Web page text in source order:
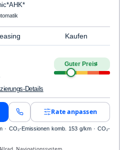
Kaufen
Guter Preis4
Details
Rate anpassen
· CO₂-Emissionen komb. 153 g/km · CO₂-